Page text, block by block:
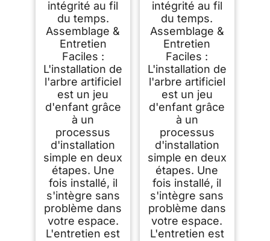
intégrité au fil
du temps.
Assemblage &
Entretien
Faciles :
L'installation de
l'arbre artificiel
est un jeu
d'enfant grâce
à un
processus
d'installation
simple en deux
étapes. Une
fois installé, il
s'intègre sans
problème dans
votre espace.
L'entretien est
intégrité au fil
du temps.
Assemblage &
Entretien
Faciles :
L'installation de
l'arbre artificiel
est un jeu
d'enfant grâce
à un
processus
d'installation
simple en deux
étapes. Une
fois installé, il
s'intègre sans
problème dans
votre espace.
L'entretien est